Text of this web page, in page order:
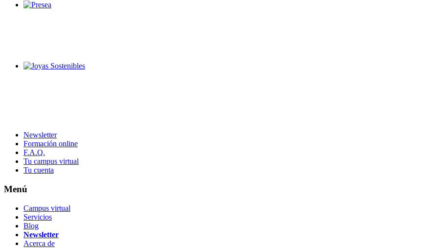
Newsletter
Formación online
F.A.Q.
Tu campus virtual
Tu cuenta
Footer
Menú
Campus virtual
Servicios
Blog
Newsletter
Acerca de